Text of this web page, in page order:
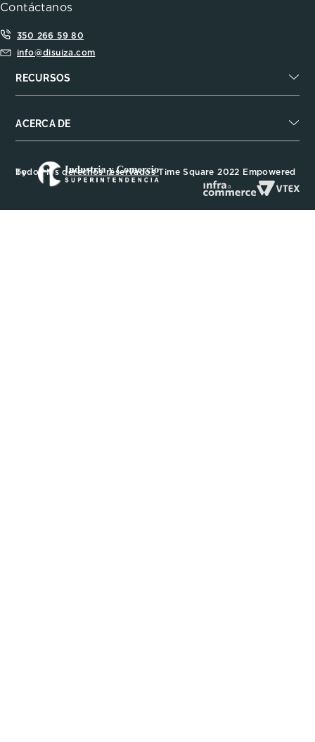
Contáctanos
350 266 59 80
info@disuiza.com
RECURSOS
ACERCA DE
Todos los derechos reservados Time Square 2022 Empowered by